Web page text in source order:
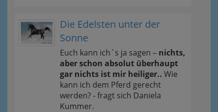
Die Edelsten unter der
Sonne
Euch kann ich´s ja sagen – nichts,
aber schon absolut überhaupt
gar nichts ist mir heiliger.. Wie
kann ich dem Pferd gerecht
werden? - fragt sich Daniela
Kummer.